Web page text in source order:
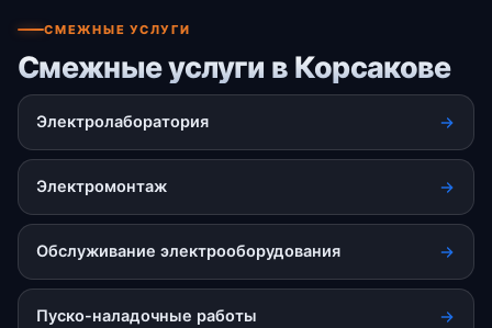
СМЕЖНЫЕ УСЛУГИ
Смежные услуги в Корсакове
Электролаборатория
Электромонтаж
Обслуживание электрооборудования
Пуско-наладочные работы